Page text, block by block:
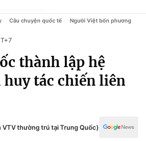
trí
Câu chuyện quốc tế Người Việt bốn phương
thành lập hệ
tác chiến liên
VTV thường trú tại Trung Quốc)